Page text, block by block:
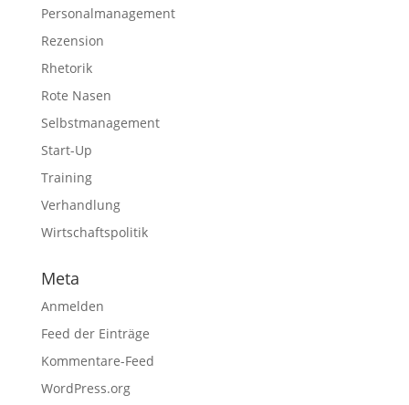
Personalmanagement
Rezension
Rhetorik
Rote Nasen
Selbstmanagement
Start-Up
Training
Verhandlung
Wirtschaftspolitik
Meta
Anmelden
Feed der Einträge
Kommentare-Feed
WordPress.org